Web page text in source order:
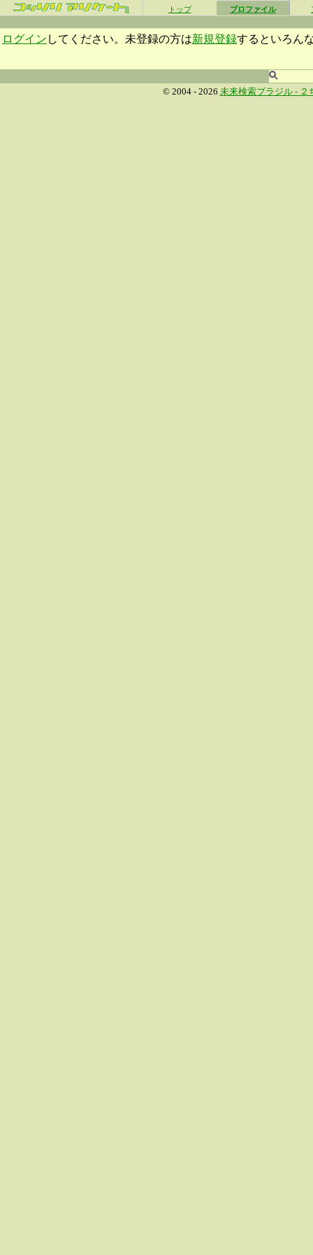
β トップ プロファイル
ログイン してください。未登録の方は新規登録するといろん
© 2004 - 2026 未来検索ブラジル - ２